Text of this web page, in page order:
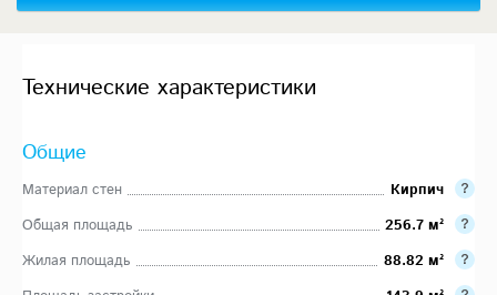
Технические характеристики
Общие
Материал стен
Кирпич
Общая площадь
256.7 м²
Жилая площадь
88.82 м²